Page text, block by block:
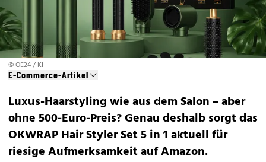
© OE24 / KI
E-Commerce-Artikel
Luxus-Haarstyling wie aus dem Salon – aber
ohne 500-Euro-Preis? Genau deshalb sorgt das
OKWRAP Hair Styler Set 5 in 1 aktuell für
riesige Aufmerksamkeit auf Amazon.